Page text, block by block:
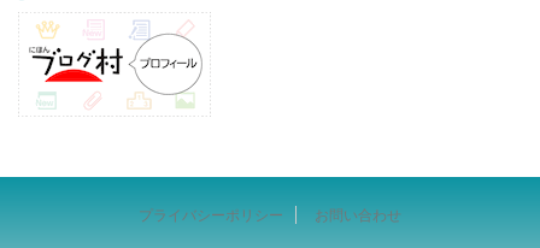
プライバシーポリシー お問い合わせ